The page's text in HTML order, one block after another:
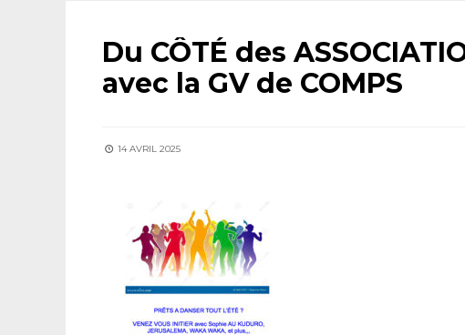
Du CÔTÉ des
avec la GV de COMPS
14 AVRIL 2025